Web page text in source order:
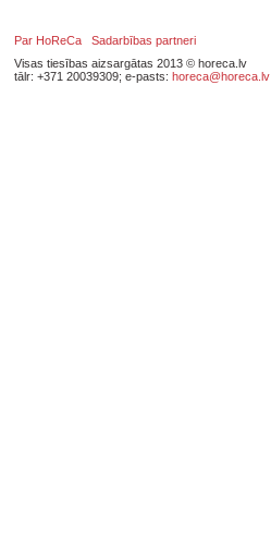
Par HoReCa
Sadarbības partneri
Visas tiesības aizsargātas 2013 © horeca.lv
tālr: +371 20039309; e-pasts: horeca@horeca.lv